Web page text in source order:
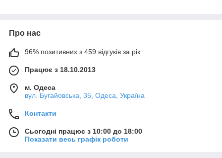
Про нас
96% позитивних з 459 відгуків за рік
Працює з 18.10.2013
м. Одеса
вул. Бугайовська, 35, Одеса, Україна
Контакти
Сьогодні працює з 10:00 до 18:00
Показати весь графік роботи